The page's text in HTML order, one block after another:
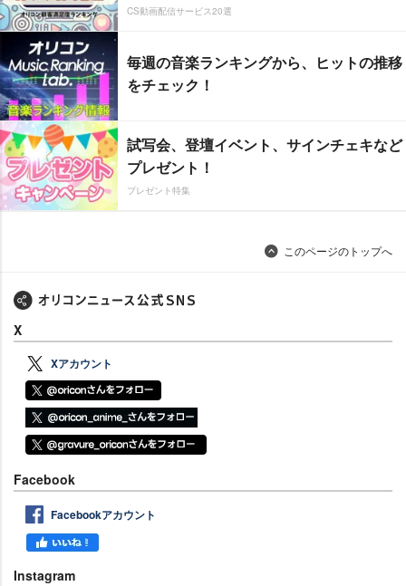
CS動画配信サービス20選
毎週の音楽ランキングから、ヒットの推移
をチェック！
試写会、登壇イベント、サインチェキなど
プレゼント！
プレゼント特集
このページのトップへ
X
Xアカウント
Facebook
Facebookアカウント
Instagram